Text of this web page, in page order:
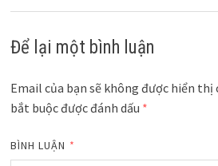
Để lại một bình luận
Email của bạn sẽ không được hiển thị
bắt buộc được đánh dấu *
BÌNH LUẬN *